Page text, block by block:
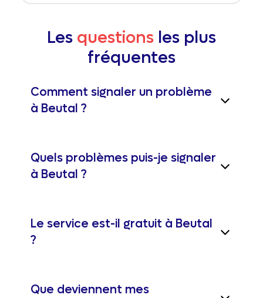
Les questions les plus
fréquentes
Comment signaler un problème
à Beutal ?
Quels problèmes puis-je signaler
à Beutal ?
Le service est-il gratuit à Beutal
?
Que deviennent mes